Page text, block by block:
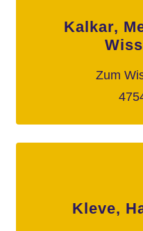
Kalkar,
Zum
Kleve,